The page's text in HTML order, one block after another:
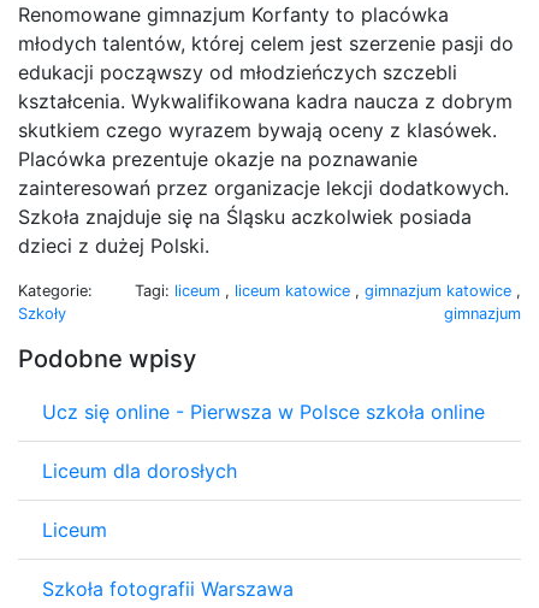
Renomowane gimnazjum Korfanty to placówka
młodych talentów, której celem jest szerzenie pasji do
edukacji począwszy od młodzieńczych szczebli
kształcenia. Wykwalifikowana kadra naucza z dobrym
skutkiem czego wyrazem bywają oceny z klasówek.
Placówka prezentuje okazje na poznawanie
zainteresowań przez organizacje lekcji dodatkowych.
Szkoła znajduje się na Śląsku aczkolwiek posiada
dzieci z dużej Polski.
Kategorie:
Szkoły
Tagi: liceum , liceum katowice , gimnazjum katowice ,
gimnazjum
Podobne wpisy
Ucz się online - Pierwsza w Polsce szkoła online
Liceum dla dorosłych
Liceum
Szkoła fotografii Warszawa